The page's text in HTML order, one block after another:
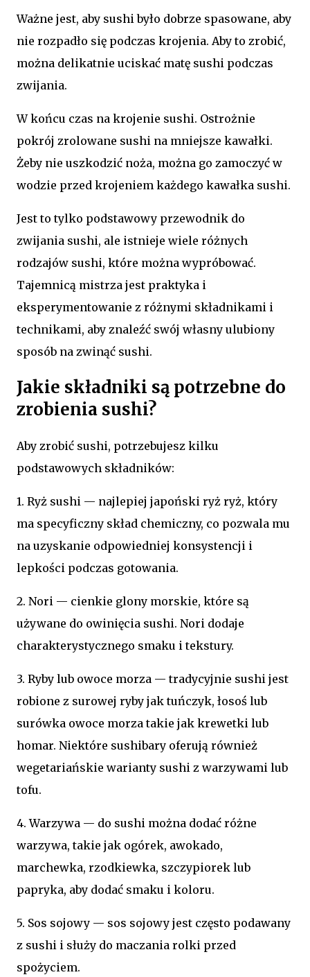
Ważne jest, aby sushi było dobrze spasowane, aby
nie rozpadło się podczas krojenia. Aby to zrobić,
można delikatnie uciskać matę sushi podczas
zwijania.
W końcu czas na krojenie sushi. Ostrożnie
pokrój zrolowane sushi na mniejsze kawałki.
Żeby nie uszkodzić noża, można go zamoczyć w
wodzie przed krojeniem każdego kawałka sushi.
Jest to tylko podstawowy przewodnik do
zwijania sushi, ale istnieje wiele różnych
rodzajów sushi, które można wypróbować.
Tajemnicą mistrza jest praktyka i
eksperymentowanie z różnymi składnikami i
technikami, aby znaleźć swój własny ulubiony
sposób na zwinąć sushi.
Jakie składniki są potrzebne do
zrobienia sushi?
Aby zrobić sushi, potrzebujesz kilku
podstawowych składników:
1. Ryż sushi — najlepiej japoński ryż ryż, który
ma specyficzny skład chemiczny, co pozwala mu
na uzyskanie odpowiedniej konsystencji i
lepkości podczas gotowania.
2. Nori — cienkie glony morskie, które są
używane do owinięcia sushi. Nori dodaje
charakterystycznego smaku i tekstury.
3. Ryby lub owoce morza — tradycyjnie sushi jest
robione z surowej ryby jak tuńczyk, łosoś lub
surówka owoce morza takie jak krewetki lub
homar. Niektóre sushibary oferują również
wegetariańskie warianty sushi z warzywami lub
tofu.
4. Warzywa — do sushi można dodać różne
warzywa, takie jak ogórek, awokado,
marchewka, rzodkiewka, szczypiorek lub
papryka, aby dodać smaku i koloru.
5. Sos sojowy — sos sojowy jest często podawany
z sushi i służy do maczania rolki przed
spożyciem.